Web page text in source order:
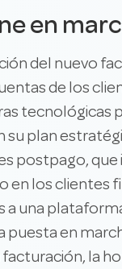
en
del nuevo
de los
tecnológicas
su plan
postpago,
en los clientes
a una
puesta en
la